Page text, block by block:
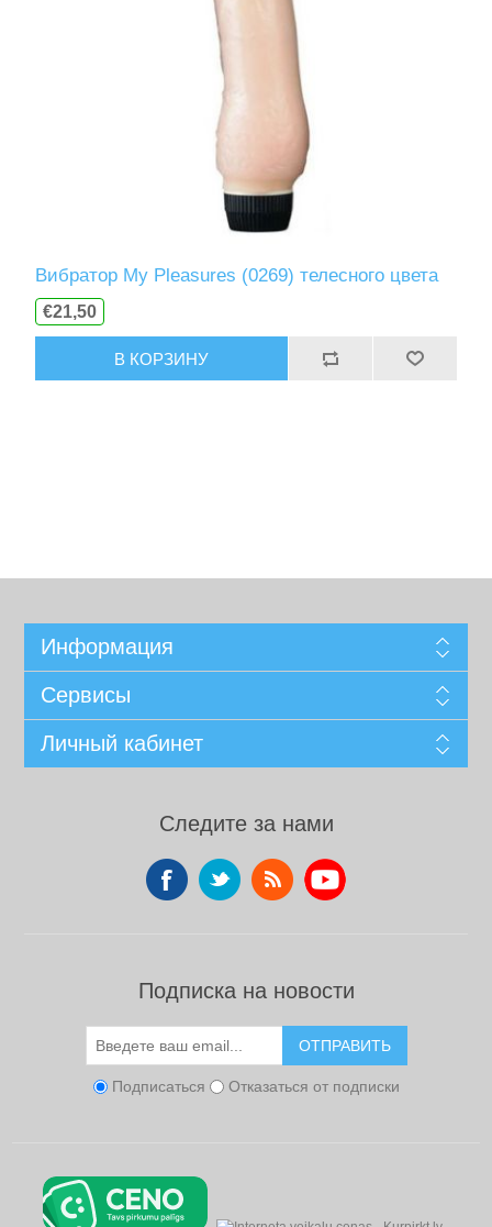
Вибратор My Pleasures (0269) телесного цвета
€21,50
В КОРЗИНУ
Информация
Сервисы
Личный кабинет
Следите за нами
Подписка на новости
ОТПРАВИТЬ
Подписаться Отказаться от подписки